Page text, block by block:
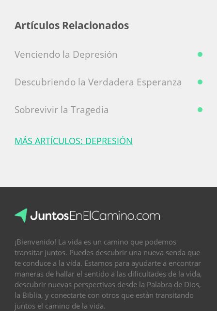
Artículos Relacionados
Venciendo la Depresión
Descubriendo la Verdadera Esperanza
Sobrevivir la Tragedia
MÁS ARTÍCULOS: DEPRESIÓN
¡Bienvenido! La vida es un camino que podemos
transitar juntos. Puedes descubrir una nueva senda que
te conduce a la vida. Estamos para ayudarte a encontrar
maneras de hallar el sentido a las dificultades de la vida,
descubrir nuevas perspectivas desde la Palabra de Dios,
la Biblia, y conectarte con otros que están transitando
juntos el camino de la vida.